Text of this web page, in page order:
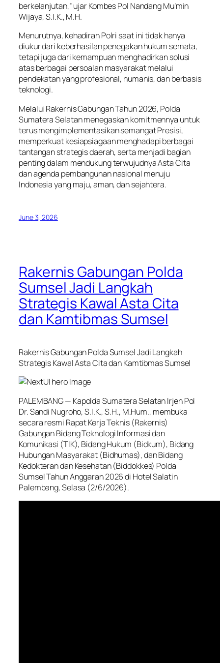
berkelanjutan,” ujar Kombes Pol Nandang Mu’min
Wijaya, S.I.K., M.H.
Menurutnya, kehadiran Polri saat ini tidak hanya
diukur dari keberhasilan penegakan hukum semata,
tetapi juga dari kemampuan menghadirkan solusi
atas berbagai persoalan masyarakat melalui
pendekatan yang profesional, humanis, dan berbasis
teknologi.
Melalui Rakernis Gabungan Tahun 2026, Polda
Sumatera Selatan menegaskan komitmennya untuk
terus mengimplementasikan semangat Presisi,
memperkuat kesiapsiagaan menghadapi berbagai
tantangan strategis daerah, serta menjadi bagian
penting dalam mendukung terwujudnya Asta Cita
dan agenda pembangunan nasional menuju
Indonesia yang maju, aman, dan sejahtera.
June 3, 2026
Rakernis Gabungan Polda
Sumsel Jadi Langkah
Strategis Kawal Asta Cita
dan Kamtibmas Sumsel
Rakernis Gabungan Polda Sumsel Jadi Langkah
Strategis Kawal Asta Cita dan Kamtibmas Sumsel
PALEMBANG — Kapolda Sumatera Selatan Irjen Pol
Dr. Sandi Nugroho, S.I.K., S.H., M.Hum., membuka
secara resmi Rapat Kerja Teknis (Rakernis)
Gabungan Bidang Teknologi Informasi dan
Komunikasi (TIK), Bidang Hukum (Bidkum), Bidang
Hubungan Masyarakat (Bidhumas), dan Bidang
Kedokteran dan Kesehatan (Biddokkes) Polda
Sumsel Tahun Anggaran 2026 di Hotel Salatin
Palembang, Selasa (2/6/2026).